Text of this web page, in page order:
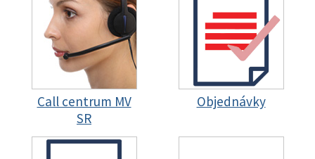
Call centrum MV
SR
Objednávky